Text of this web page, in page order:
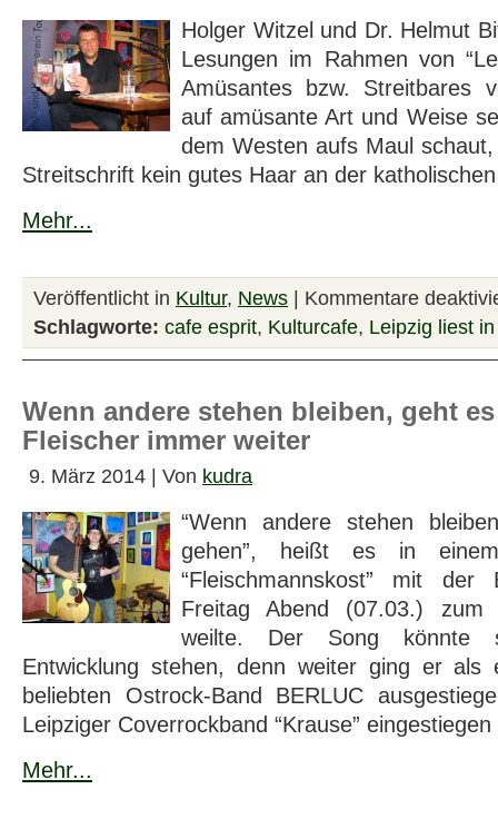
Holger Witzel und Dr. Helmut
Lesungen im Rahmen von
Amüsantes bzw. Streitbares
auf amüsante Art und Weise
dem Westen aufs Maul
Streitschrift kein gutes Haar an der
Mehr...
Veröffentlicht in Kultur, News
Kommentare
Schlagworte: cafe esprit, Kulturcafe, Leipzig liest
Wenn andere stehen bleiben, geht
Fleischer immer weiter
9. März 2014 | Von kudra
“Wenn andere stehen
gehen”, heißt es in
“Fleischmannskost” mit
Freitag Abend (07.03.)
weilte. Der Song könnte
Entwicklung stehen, denn weiter ging er
beliebten Ostrock-Band BERLUC
Leipziger Coverrockband “Krause” eingestiegen
Mehr...